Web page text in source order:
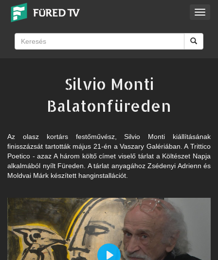
Silvio Monti
Balatonfüreden
Az olasz kortárs festőművész, Silvio Monti kiállításának
finisszázsát tartották május 21-én a Vaszary Galériában. A Trittico
Poetico - azaz A három költő címet viselő tárlat a Költészet Napja
alkalmából nyílt Füreden. A tárlat anyagához Zsédenyi Adrienn és
Moldvai Márk készített hanginstallációt.